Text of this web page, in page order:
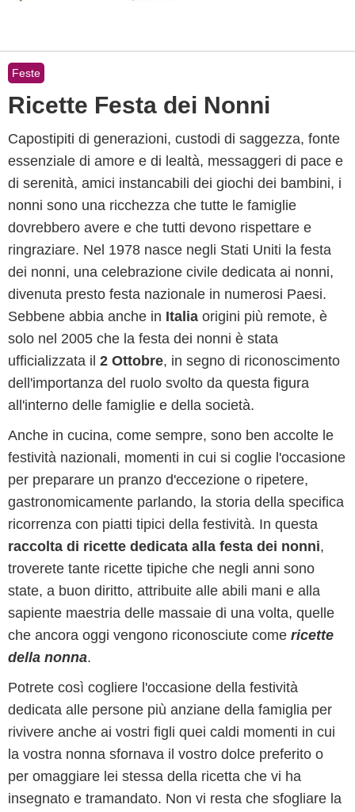
Feste
Ricette Festa dei Nonni
Capostipiti di generazioni, custodi di saggezza, fonte
essenziale di amore e di lealtà, messaggeri di pace e
di serenità, amici instancabili dei giochi dei bambini, i
nonni sono una ricchezza che tutte le famiglie
dovrebbero avere e che tutti devono rispettare e
ringraziare. Nel 1978 nasce negli Stati Uniti la festa
dei nonni, una celebrazione civile dedicata ai nonni,
divenuta presto festa nazionale in numerosi Paesi.
Sebbene abbia anche in Italia origini più remote, è
solo nel 2005 che la festa dei nonni è stata
ufficializzata il 2 Ottobre, in segno di riconoscimento
dell'importanza del ruolo svolto da questa figura
all'interno delle famiglie e della società.
Anche in cucina, come sempre, sono ben accolte le
festività nazionali, momenti in cui si coglie l'occasione
per preparare un pranzo d'eccezione o ripetere,
gastronomicamente parlando, la storia della specifica
ricorrenza con piatti tipici della festività. In questa
raccolta di ricette dedicata alla festa dei nonni,
troverete tante ricette tipiche che negli anni sono
state, a buon diritto, attribuite alle abili mani e alla
sapiente maestria delle massaie di una volta, quelle
che ancora oggi vengono riconosciute come ricette
della nonna.
Potrete così cogliere l'occasione della festività
dedicata alle persone più anziane della famiglia per
rivivere anche ai vostri figli quei caldi momenti in cui
la vostra nonna sfornava il vostro dolce preferito o
per omaggiare lei stessa della ricetta che vi ha
insegnato e tramandato. Non vi resta che sfogliare la